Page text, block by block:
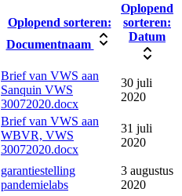
Oplopend sorteren:
Documentnaam
Oplopend
sorteren:
Datum
Brief van VWS aan
Sanquin VWS
30072020.docx
30 juli
2020
Brief van VWS aan
WBVR, VWS
30072020.docx
31 juli
2020
garantiestelling
pandemielabs
3 augustus
2020